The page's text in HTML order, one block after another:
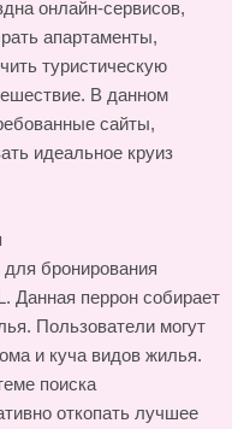
онлайн-сервисов,
апартаменты,
туристическую
В данном
сайты,
идеальное круиз
бронирования
Данная перрон собирает
Пользователи могут
и куча видов жилья.
поиска
откопать лучшее